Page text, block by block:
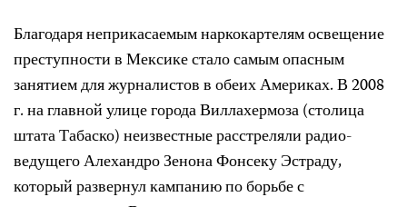
Благодаря неприкасаемым наркокартелям освещение
преступности в Мексике стало самым опасным
занятием для журналистов в обеих Америках. В 2008
г. на главной улице города Виллахермоза (столица
штата Табаско) неизвестные расстреляли радио-
ведущего Алехандро Зенона Фонсеку Эстраду,
который развернул кампанию по борьбе с